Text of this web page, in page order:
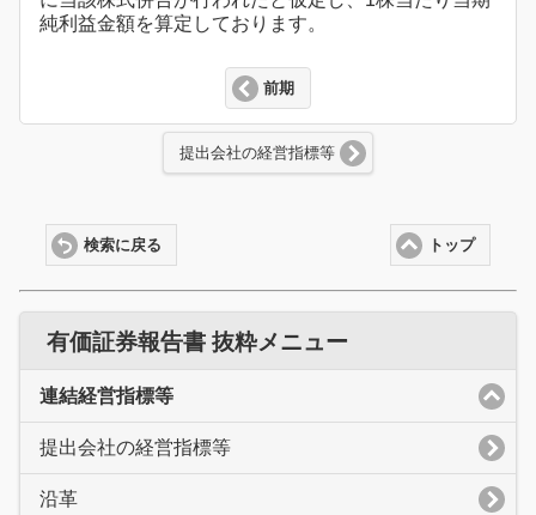
純利益金額を算定しております。
前期
提出会社の経営指標等
トップ
検索に戻る
有価証券報告書 抜粋メニュー
連結経営指標等
提出会社の経営指標等
沿革